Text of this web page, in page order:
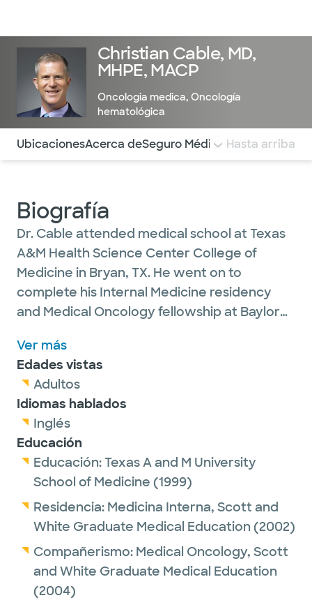
Christian Cable, MD,
MHPE, MACP
Oncologia medica, Oncología
hematológica
Utilice esta navegación para saltar rápidamente a
UbicacionesAcerca deSeguro Médico COMENTARIOS
Hasta arriba
Biografía
Dr. Cable attended medical school at Texas
A&M Health Science Center College of
Medicine in Bryan, TX. He went on to
complete his Internal Medicine residency
and Medical Oncology fellowship at Baylor
Cable's practice focuses on malignant
hematology, autologous stem cell
transplantation and the medical education
of residents and fellows. He is board-
certified in Medical Oncology and Internal
Medicine by the American Board of Internal
Medicine.
Dr. Cable is the Associate Dean of
Admissions and Students at the Temple
Campus of Baylor College of Medicine. His
primary career focus is medical education
and administration. He has served in Temple
Ver más
Edades vistas
Adultos
Idiomas hablados
Inglés
Educación
Educación:Texas A and M University
School of Medicine (1999)
Residencia: Medicina Interna, Scott and
White Graduate Medical Education (2002)
Compañerismo: Medical Oncology, Scott
and White Graduate Medical Education
(2004)